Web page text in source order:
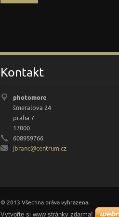
Kontakt
photomore
šmeralova 24
praha 7
17000
608959766
jbranc@centrum.cz
© 2013 Všechna práva vyhrazena.
Vytvořte si www stránky zdarma!